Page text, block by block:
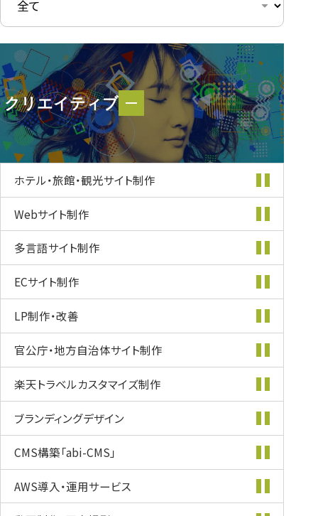
クリエイティブ
クリエイティブ
ホテル・旅館・観光サイト制作
Webサイト制作
多言語サイト制作
ECサイト制作
LP制作・改善
官公庁・地方自治体サイト制作
楽天トラベルカスタマイズ制作
ブランディングデザイン
CMS構築「abi-CMS」
AWS導入・運用サービス